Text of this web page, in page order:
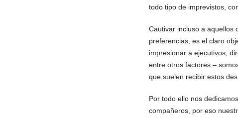
todo tipo de imprevistos,
Cautivar incluso a aquellos
preferencias, es el claro
impresionar a ejecutivos,
entre otros factores –
que suelen recibir estos
Por todo ello nos
compañeros, por eso